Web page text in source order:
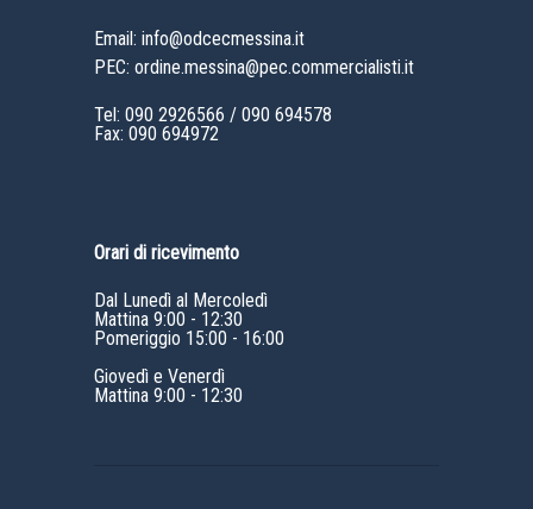
Email: info@odcecmessina.it
PEC: ordine.messina@pec.commercialisti.it
Tel: 090 2926566 / 090 694578
Fax: 090 694972
Orari di ricevimento
Dal Lunedì al Mercoledì
Mattina 9:00 - 12:30
Pomeriggio 15:00 - 16:00
Giovedì e Venerdì
Mattina 9:00 - 12:30